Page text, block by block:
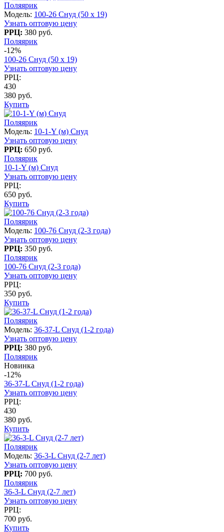
Поляярик
Модель: 100-26 Снуд (50 x 19)
Узнать оптовую цену
РРЦ: 380 руб.
Поляярик
-12%
100-26 Снуд (50 x 19)
Узнать оптовую цену
РРЦ:
430
380 руб.
Купить
Поляярик
Модель: 10-1-Y (м) Снуд
Узнать оптовую цену
РРЦ: 650 руб.
Поляярик
10-1-Y (м) Снуд
Узнать оптовую цену
РРЦ:
650 руб.
Купить
Поляярик
Модель: 100-76 Снуд (2-3 года)
Узнать оптовую цену
РРЦ: 350 руб.
Поляярик
100-76 Снуд (2-3 года)
Узнать оптовую цену
РРЦ:
350 руб.
Купить
Поляярик
Модель: 36-37-L Снуд (1-2 года)
Узнать оптовую цену
РРЦ: 380 руб.
Поляярик
Новинка
-12%
36-37-L Снуд (1-2 года)
Узнать оптовую цену
РРЦ:
430
380 руб.
Купить
Поляярик
Модель: 36-3-L Снуд (2-7 лет)
Узнать оптовую цену
РРЦ: 700 руб.
Поляярик
36-3-L Снуд (2-7 лет)
Узнать оптовую цену
РРЦ:
700 руб.
Купить